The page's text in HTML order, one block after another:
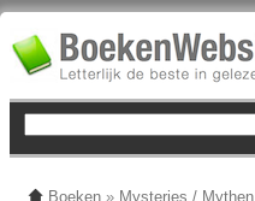
Boeken » Mysteries / Mythen